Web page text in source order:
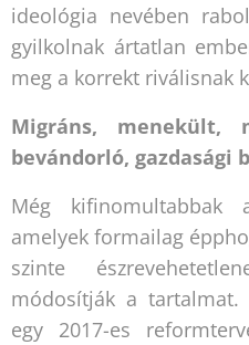
ideológia nevében
gyilkolnak ártatlan
meg a korrekt riválisnak
Migráns, menekült,
bevándorló, gazdasági
Még
amelyek formailag
szinte
módosítják a tartalmat.
egy 2017-es